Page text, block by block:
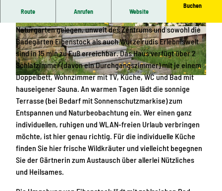
T
e
r
r
a
s
s
e
G
a
r
t
e
n
a
n
s
i
c
h
t
W
e
g
z
u
m
F
e
r
i
e
n
Route Anrufen Website
Buchen
Naturgarten gelegen, unweit des Zentrums und sowohl die
Badegärten Eibenstock als auch Wurzelrudis Erlebniswelt
sind in 15 min zu Fuß erreichbar. Das Haus verfügt über 2
Schlafzimmer (davon ein Durchgangszimmer) mit je einem
Doppelbett, Wohnzimmer mit TV, Küche, WC und Bad mit
hauseigener Sauna. An warmen Tagen lädt die sonnige
Terrasse (bei Bedarf mit Sonnenschutzmarkise) zum
Entspannen und Naturbeobachtung ein. Wer einen ganz
individuellen, ruhigen und WLAN-freien Urlaub verbringen
möchte, ist hier genau richtig. Für die individuelle Küche
finden Sie hier frische Wildkräuter und vielleicht begegnen
Sie der Gärtnerin zum Austausch über allerlei Nützliches
und Heilsames.